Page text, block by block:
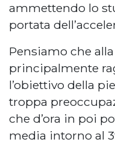
ammettendo lo
portata
Pensiamo che
principalmente
l’obiettivo della
troppa
che d’ora in poi
media intorno al